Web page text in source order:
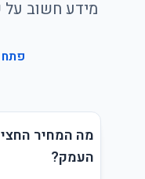
מידע חשוב על
מה המחיר
העמק?